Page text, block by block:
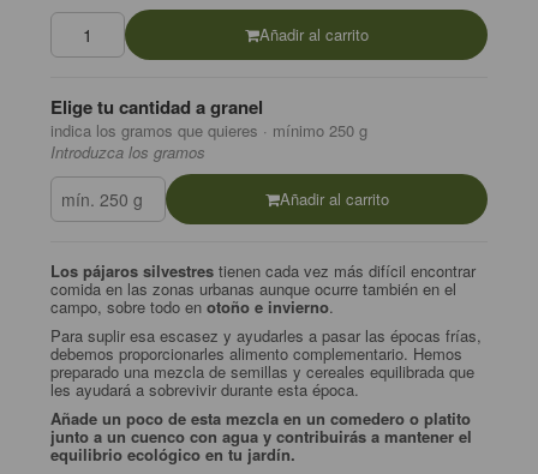
Añadir al carrito
Elige tu cantidad a granel
indica los gramos que quieres · mínimo 250 g
Introduzca los gramos
Añadir al carrito
Los pájaros silvestres tienen cada vez más difícil encontrar
comida en las zonas urbanas aunque ocurre también en el
campo, sobre todo enotoño e invierno.
Para suplir esa escasez y ayudarles a pasar las épocas frías,
debemos proporcionarles alimento complementario. Hemos
preparado una mezcla de semillas y cereales equilibrada que
les ayudará a sobrevivir durante esta época.
Añade un poco de esta mezcla en un comedero o platito
junto a un cuenco con agua y contribuirás a mantener el
equilibrio ecológico en tu jardín.